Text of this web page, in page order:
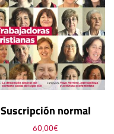
Suscripción normal
60,00€